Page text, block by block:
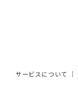
サービスについて ｜